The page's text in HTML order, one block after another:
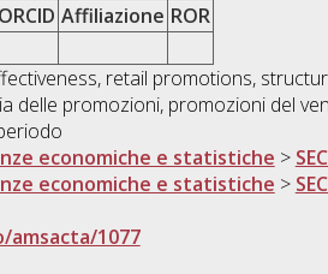
ORCID Affiliazione ROR
retail promotions,
delle promozioni, promozioni del
economiche e statistiche >
economiche e statistiche >
amsacta/1077